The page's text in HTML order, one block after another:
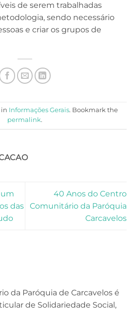
de serem trabalhadas
sendo necessário
e criar os grupos de
in Informações Gerais. Bookmark the
permalink.
um
das
40 Anos do Centro
Comunitário da Paróquia
Carcavelos
da Paróquia de Carcavelos é
de Solidariedade Social,